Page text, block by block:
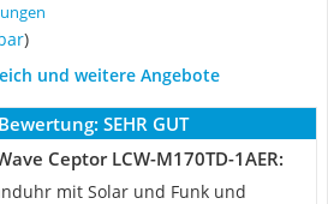
)
und weitere Angebote
SEHR GUT
Ceptor LCW-M170TD-1AER:
mit Solar und Funk und